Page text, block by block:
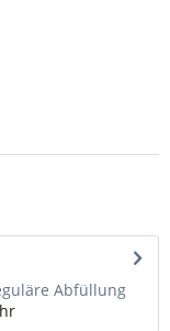
Abfüllung